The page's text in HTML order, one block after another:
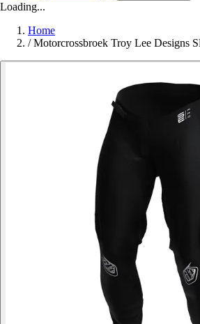
Loading...
Home
/ Motorcrossbroek Troy Lee Designs